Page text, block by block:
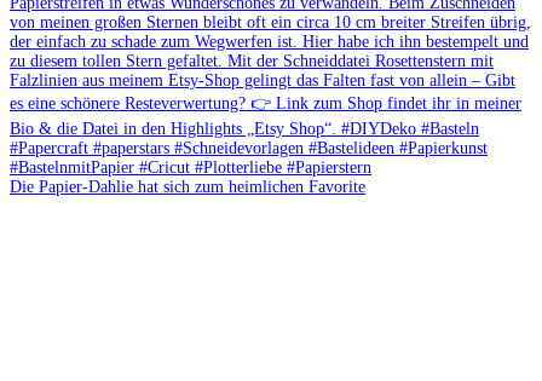
Die Papier-Dahlie hat sich zum heimlichen Favorite